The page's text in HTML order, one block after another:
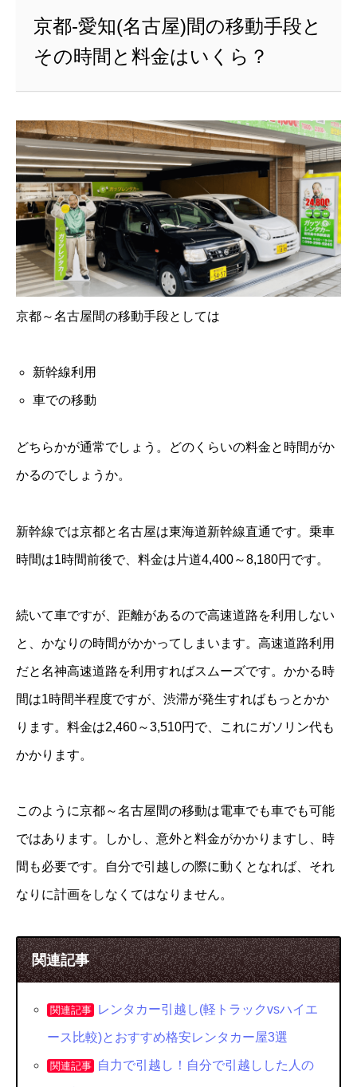
京都-愛知(名古屋)間の移動手段と
その時間と料金はいくら？
京都～名古屋間の移動手段としては
新幹線利用
車での移動
どちらかが通常でしょう。どのくらいの料金と時間がか
かるのでしょうか。
新幹線では京都と名古屋は東海道新幹線直通です。乗車
時間は1時間前後で、料金は片道4,400～8,180円です。
続いて車ですが、距離があるので高速道路を利用しない
と、かなりの時間がかかってしまいます。高速道路利用
だと名神高速道路を利用すればスムーズです。かかる時
間は1時間半程度ですが、渋滞が発生すればもっとかか
ります。料金は2,460～3,510円で、これにガソリン代も
かかります。
このように京都～名古屋間の移動は電車でも車でも可能
ではあります。しかし、意外と料金がかかりますし、時
間も必要です。自分で引越しの際に動くとなれば、それ
なりに計画をしなくてはなりません。
関連記事
関連記事 レンタカー引越し(軽トラックvsハイエ
ース比較)とおすすめ格安レンタカー屋3選
関連記事 自力で引越し！自分で引越しした人の